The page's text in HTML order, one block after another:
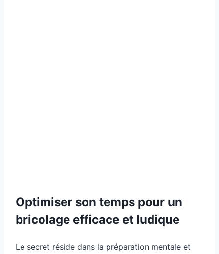
Optimiser son temps pour un
bricolage efficace et ludique
Le secret réside dans la préparation mentale et